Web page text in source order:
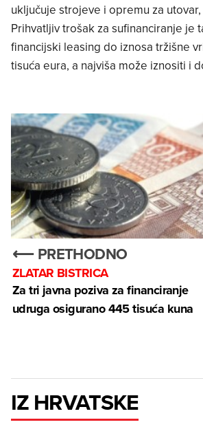
uključuje strojeve i opremu za
Prihvatljiv trošak za sufinanciranje
financijski leasing do iznosa tržišne
tisuća eura, a najviša može iznositi i
⟵ PRETHODNO
ZLATAR BISTRICA
Za tri javna poziva za financiranje
udruga osigurano 445 tisuća kuna
IZ HRVATSKE